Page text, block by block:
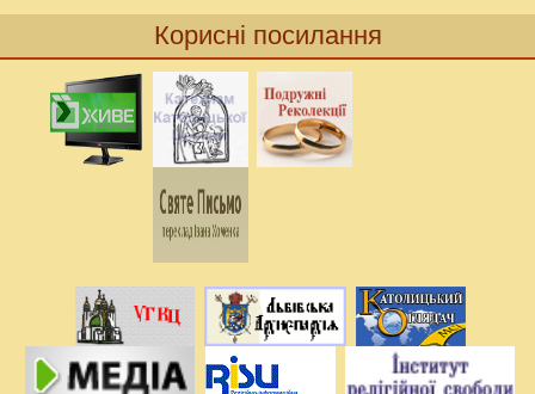
Корисні посилання